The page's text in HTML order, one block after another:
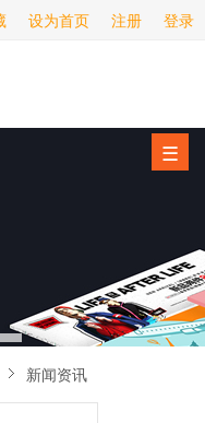
登录
注册
设为首页
☰
新闻资讯